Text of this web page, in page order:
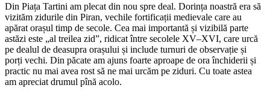
Din Piața Tartini am plecat din nou spre deal. Dorința noastră era să
vizităm zidurile din Piran, vechile fortificații medievale care au
apărat orașul timp de secole. Cea mai importantă și vizibilă parte
astăzi este „al treilea zid”, ridicat între secolele XV–XVI, care urcă
pe dealul de deasupra orașului și include turnuri de observație și
porți vechi. Din păcate am ajuns foarte aproape de ora închiderii și
practic nu mai avea rost să ne mai urcăm pe ziduri. Cu toate astea
am apreciat drumul pînă acolo.